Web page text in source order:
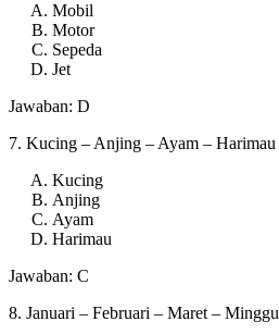
Mobil
Motor
Sepeda
Jet
Jawaban: D
7. Kucing – Anjing – Ayam – Harimau
Kucing
Anjing
Ayam
Harimau
Jawaban: C
8. Januari – Februari – Maret – Minggu